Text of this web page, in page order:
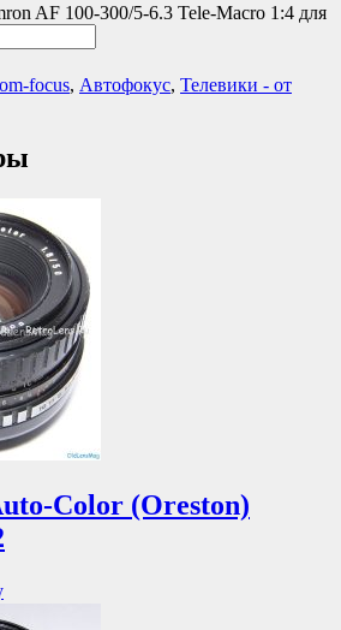
AF 100-300/5-6.3 Tele-Macro 1:4 для
focus, Автофокус, Телевики - от
Color (Oreston)